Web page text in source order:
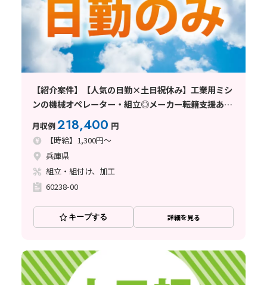
【紹介案件】【人気の日勤×土日祝休み】工業用ミシ
ンの機械オペレーター・組立◎メーカー転籍支援あ
月収例218,400 円
【時給】1,300円～
兵庫県
組立・組付け、加工
60238-00
キープする 詳細を見る